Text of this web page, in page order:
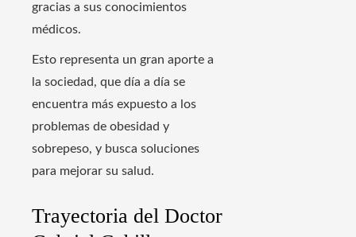
gracias a sus conocimientos
médicos.
Esto representa un gran aporte a
la sociedad, que día a día se
encuentra más expuesto a los
problemas de obesidad y
sobrepeso, y busca soluciones
para mejorar su salud.
Trayectoria del Doctor